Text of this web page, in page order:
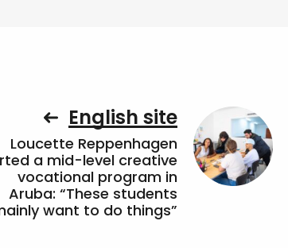
English site
Loucette Reppenhagen
a mid-level creative
vocational program in
Aruba: “These students
want to do things”